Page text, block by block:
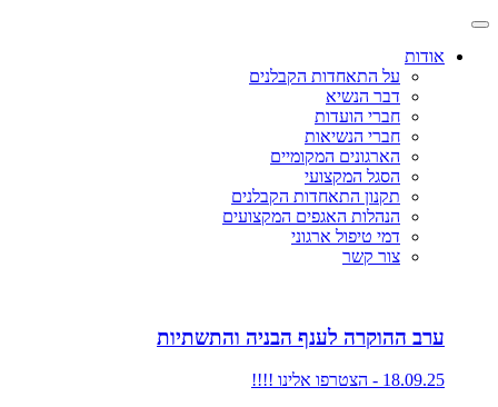
אודות
על התאחדות הקבלנים
דבר הנשיא
חברי הועדות
חברי הנשיאות
הארגונים המקומיים
הסגל המקצועי
תקנון התאחדות הקבלנים
הנהלות האגפים המקצועים
דמי טיפול ארגוני
צור קשר
ערב ההוקרה לענף הבניה והתשתיות
18.09.25 - הצטרפו אלינו !!!!